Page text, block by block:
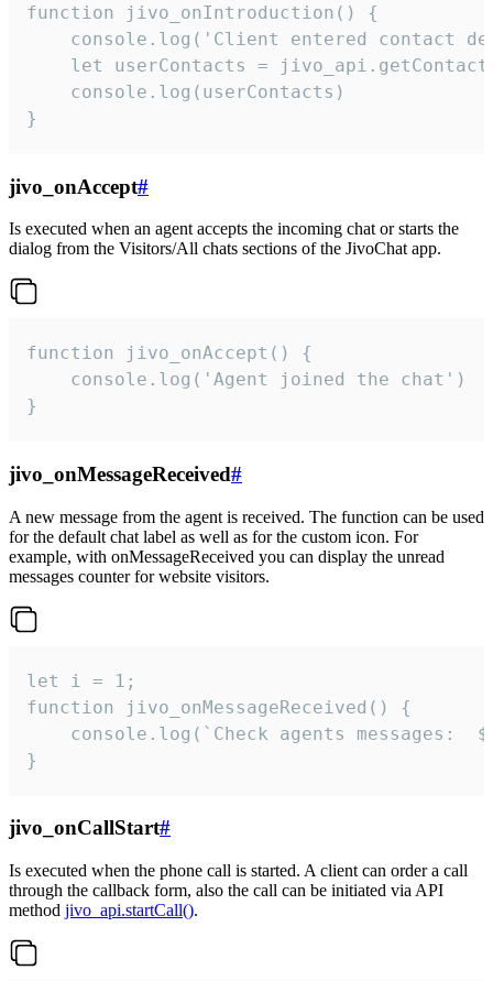
function jivo_onIntroduction() {
console.log('Client entered contact
let userContacts =
    console.log(userContacts)
}
jivo_onAccept#
Is executed when an agent accepts the incoming chat or starts the
dialog from the Visitors/All chats sections of the JivoChat app.
function jivo_onAccept() {
}
jivo_onMessageReceived#
A new message from the agent is received. The function can be used
for the default chat label as well as for the custom icon. For
example, with onMessageReceived you can display the unread
messages counter for website visitors.
let i = 1;
function jivo_onMessageReceived() {
}
jivo_onCallStart#
Is executed when the phone call is started. A client can order a call
through the callback form, also the call can be initiated via API
method jivo_api.startCall().